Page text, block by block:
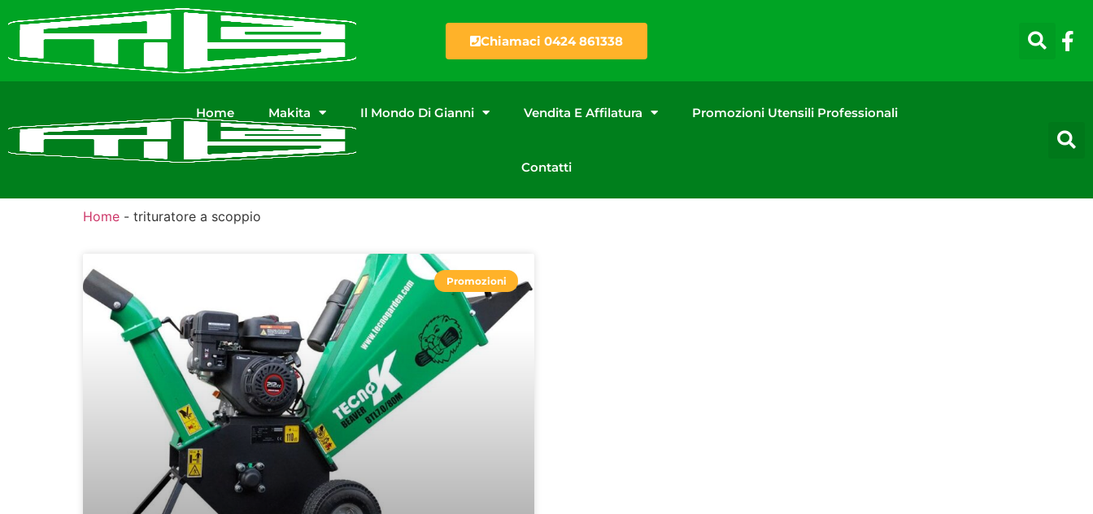
Chiamaci 0424 861338
Home Makita Il Mondo Di Gianni Vendita E Affilatura Promozioni Utensili Professionali
Contatti
Home - trituratore a scoppio
Promozioni